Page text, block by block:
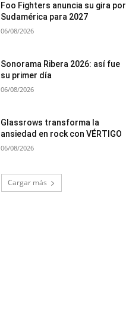
Foo Fighters anuncia su gira por
Sudamérica para 2027
06/08/2026
Sonorama Ribera 2026: así fue
su primer día
06/08/2026
Glassrows transforma la
ansiedad en rock con VÉRTIGO
06/08/2026
Cargar más